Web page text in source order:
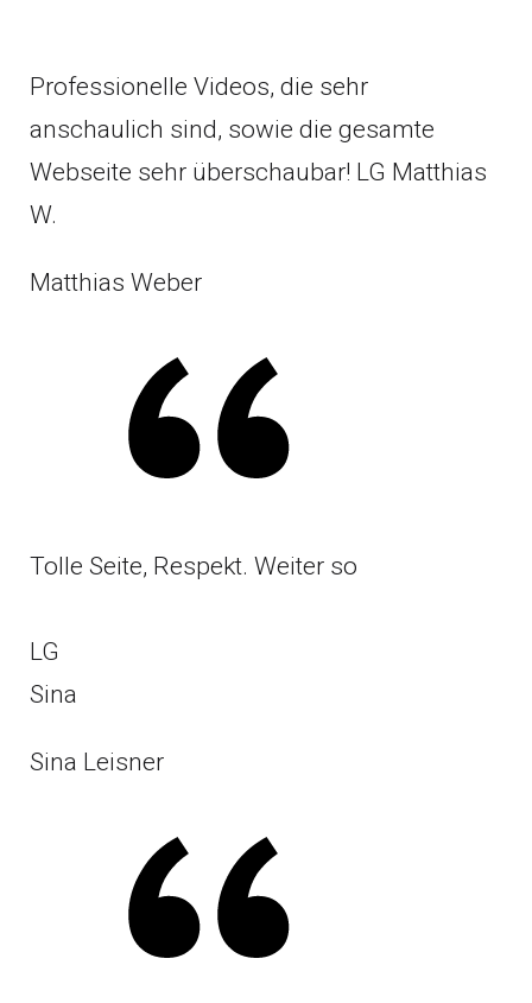
Professionelle Videos, die sehr
anschaulich sind, sowie die gesamte
Webseite sehr überschaubar! LG Matthias
W.
Matthias Weber
Tolle Seite, Respekt. Weiter so
LG
Sina
Sina Leisner